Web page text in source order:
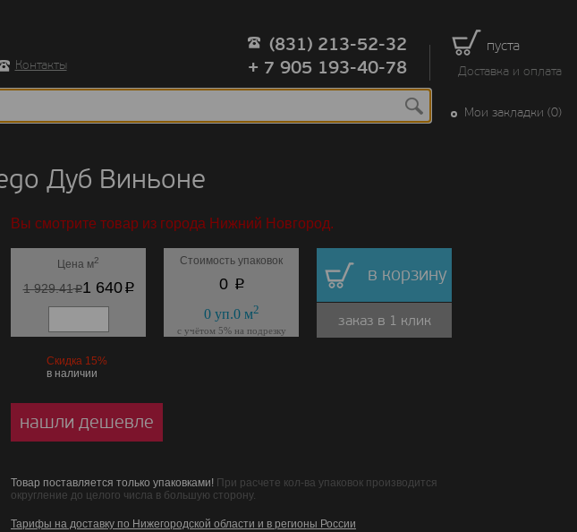
пуста
Доставка и оплата
Контакты
(831) 213-52-32
+ 7 905 193-40-78
Мои закладки (0)
Дуб Виньоне
Вы смотрите товар из города Нижний Новгород.
Цена м2
1 929.41p1 640p
Стоимость упаковок
0 p
0уп.0м2
с учётом 5% на подрезку
в корзину
заказ в 1 клик
Скидка 15%
в наличии
нашли дешевле
Товар поставляется только упаковками! При расчете кол-ва упаковок производится
округление до целого числа в большую сторону.
Тарифы на доставку по Нижегородской области и в регионы России